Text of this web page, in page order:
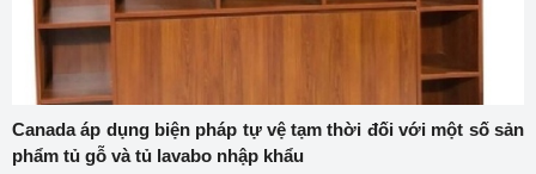
Canada áp dụng biện pháp tự vệ tạm thời đối với một số sản
phẩm tủ gỗ và tủ lavabo nhập khẩu